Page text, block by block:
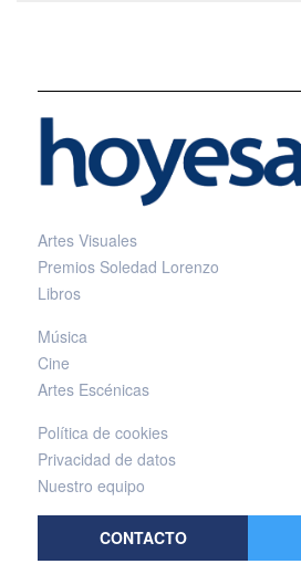
Artes Visuales
Premios Soledad Lorenzo
Libros
Música
Cine
Artes Escénicas
Política de cookies
Privacidad de datos
Nuestro equipo
CONTACTO